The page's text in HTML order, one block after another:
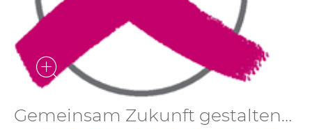
Gemeinsam Zukunft gestalten…